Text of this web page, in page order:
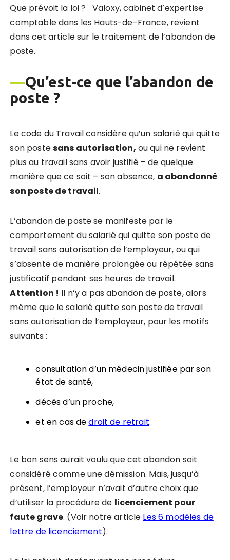
Que prévoit la loi ? Valoxy, cabinet d’expertise
comptable dans les Hauts-de-France, revient
dans cet article sur le traitement de l’abandon de
poste.
—Qu’est-ce que l’abandon de
poste ?
Le code du Travail considère qu’un salarié qui quitte
son postesans autorisation, ou qui ne revient
plus au travail sans avoir justifié – de quelque
manière que ce soit – son absence, a abandonné
son poste de travail.
L’abandon de poste se manifeste par le
comportement du salarié qui quitte son poste de
travail sans autorisation de l’employeur, ou qui
s’absente de manière prolongée ou répétée sans
justificatif pendant ses heures de travail.
Attention ! Il n’y a pas abandon de poste, alors
même que le salarié quitte son poste de travail
sans autorisation de l’employeur, pour les motifs
suivants :
consultation d’un médecin justifiée par son
état de santé,
décès d’un proche,
et en cas dedroit de retrait.
Le bon sens aurait voulu que cet abandon soit
considéré comme une démission. Mais, jusqu’à
présent, l’employeur n’avait d’autre choix que
d’utiliser la procédure de licenciement pour
faute grave. (Voir notre article Les 6 modèles de
lettre de licenciement).